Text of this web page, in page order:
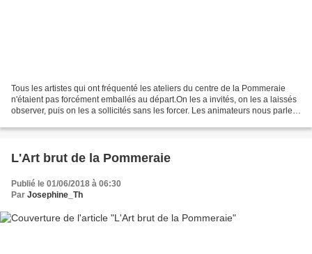
Tous les artistes qui ont fréquenté les ateliers du centre de la Pommeraie
n'étaient pas forcément emballés au départ.On les a invités, on les a laissés
observer, puis on les a sollicités sans les forcer. Les animateurs nous parlent
L'Art brut de la Pommeraie
Publié le 01/06/2018 à 06:30
Par Josephine_Th